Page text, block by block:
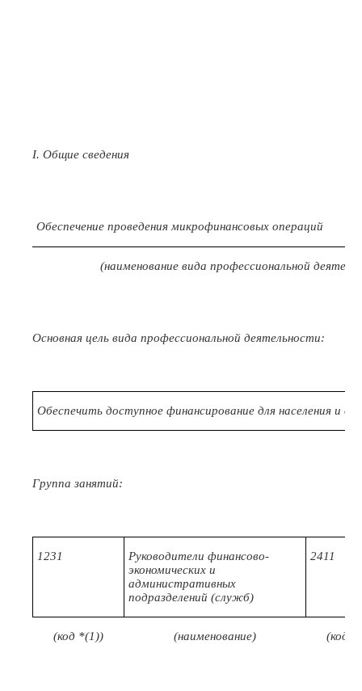
I. Общие сведения
Обеспечение проведения микрофинансовых операций
(наименование вида профессиональной
Основная цель вида профессиональной деятельности:
Обеспечить доступное финансирование для населения и
Группа занятий:
1231
Руководители финансово-
экономических и
административных
подразделений (служб)
2411
(код *(1)) (наименование) (код